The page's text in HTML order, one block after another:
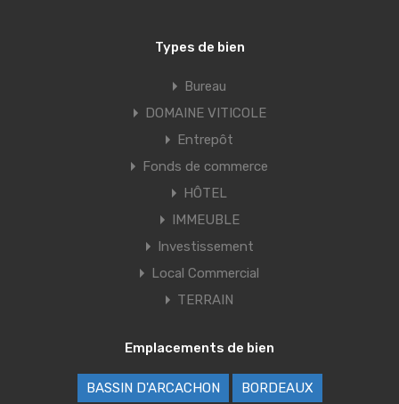
Types de bien
Bureau
DOMAINE VITICOLE
Entrepôt
Fonds de commerce
HÔTEL
IMMEUBLE
Investissement
Local Commercial
TERRAIN
Emplacements de bien
BASSIN D'ARCACHON BORDEAUX